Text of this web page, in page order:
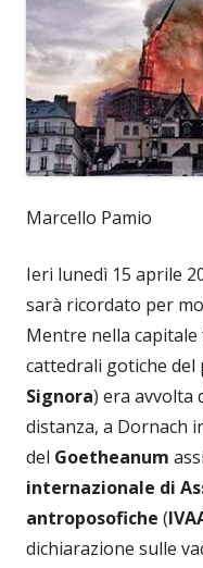
Marcello Pamio
Ieri lunedì 15 aprile
sarà ricordato per
Mentre nella
cattedrali gotiche del
Signora) era avvolta
distanza, a Dornach
del Goetheanum
internazionale di
antroposofiche (
dichiarazione sulle